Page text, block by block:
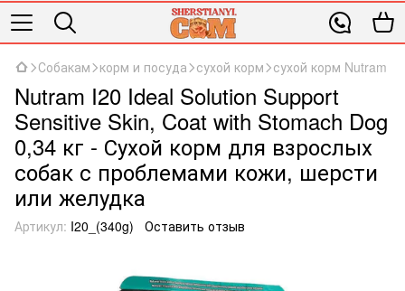
Собакам корм и посуда сухой корм сухой корм Nutram
Nutram I20 Ideal Solution Support
Sensitive Skin, Coat with Stomach Dog
0,34 кг - Сухой корм для взрослых
собак с проблемами кожи, шерсти
или желудка
Артикул: I20_(340g) Оставить отзыв